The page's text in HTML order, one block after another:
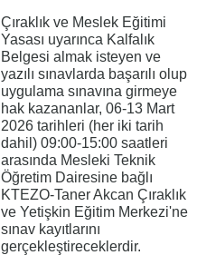
Çıraklık ve Meslek Eğitimi
Yasası uyarınca Kalfalık
Belgesi almak isteyen ve
yazılı sınavlarda başarılı olup
uygulama sınavına girmeye
hak kazananlar, 06-13 Mart
2026 tarihleri (her iki tarih
dahil) 09:00-15:00 saatleri
arasında Mesleki Teknik
Öğretim Dairesine bağlı
KTEZO-Taner Akcan Çıraklık
ve Yetişkin Eğitim Merkezi'ne
sınav kayıtlarını
gerçekleştireceklerdir.